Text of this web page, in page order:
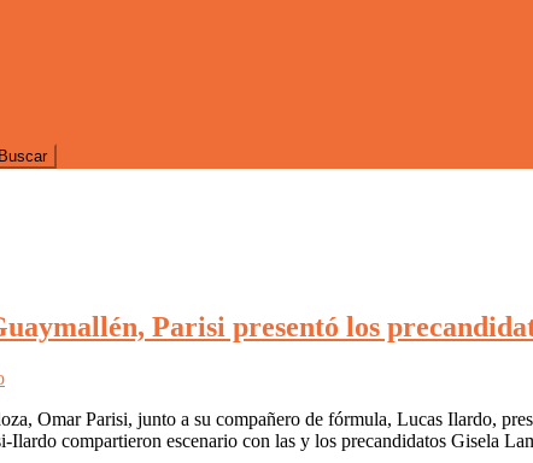
Parisi presentó los
Omar Parisi, junto a su compañero de fórmula, Lucas Ilardo,
Ilardo compartieron escenario con las y los precandidatos